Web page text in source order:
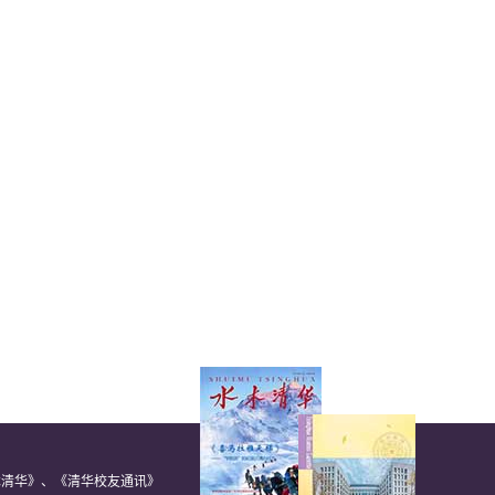
华》、《清华校友通讯》